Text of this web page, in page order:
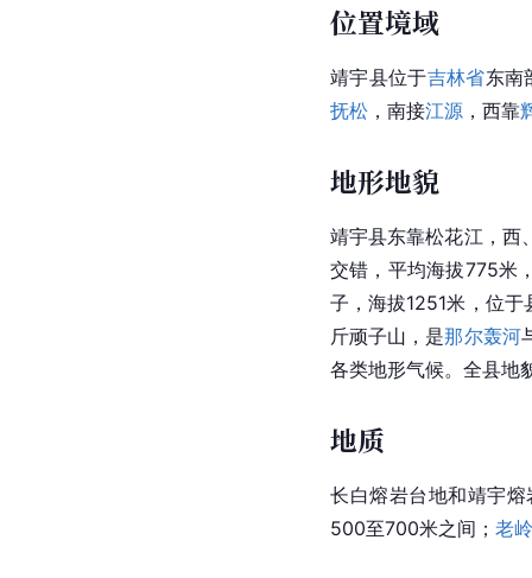
位置境域
靖宇县位于吉林省东南
抚松 ，南接江源 ，西靠
地形地貌
靖宇县东靠松花江，西
交错， 平均海拔775米
子，海拔1251米，位于
斤顽子山，是那尔轰河
各类地形气候。全县地
地质
长白熔岩台地和靖宇
500至700米之间； 老岭